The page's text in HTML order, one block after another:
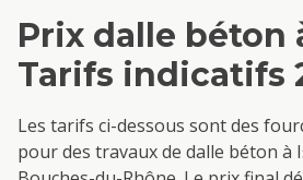
Prix dalle béton
Tarifs indicatifs
Les tarifs ci-dessous sont des
pour des travaux de dalle béton à